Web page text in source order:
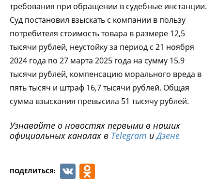
требования при обращении в судебные инстанции.
Суд постановил взыскать с компании в пользу
потребителя стоимость товара в размере 12,5
тысячи рублей, неустойку за период с 21 ноября
2024 года по 27 марта 2025 года на сумму 15,9
тысячи рублей, компенсацию морального вреда в
пять тысяч и штраф 16,7 тысячи рублей. Общая
сумма взыскания превысила 51 тысячу рублей.
Узнавайте о новостях первыми в наших
официальных каналах в Telegram иДзене
ПОДЕЛИТЬСЯ: VK